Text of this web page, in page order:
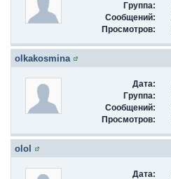
Группа:
Сообщений:
Просмотров:
olkakosmina
Дата:
Группа:
Сообщений:
Просмотров:
olol
Дата: